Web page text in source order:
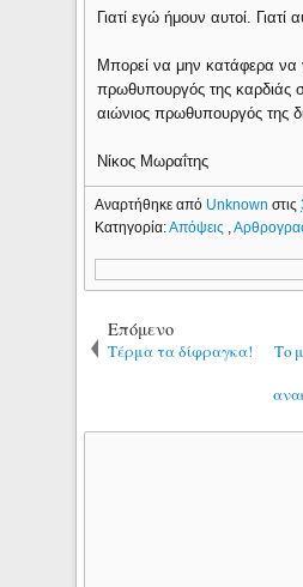
Γιατί εγώ ήμουν αυτοί. Γιατί
Μπορεί να μην κατάφερα να
πρωθυπουργός της καρδιάς
αιώνιος πρωθυπουργός της
Νίκος Μωραΐτης
Αναρτήθηκε από Unknownστις
Κατηγορία:Απόψεις ,
Επόμενο
Τέρμα τα δίφραγκα!
Το